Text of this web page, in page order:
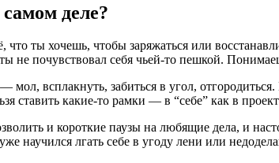
деле?
ты хочешь, чтобы заряжаться или
не почувствовал себя чьей-то пешкой.
всплакнуть, забиться в угол,
ставить какие-то рамки — в “себе” как в
и короткие паузы на любящие дела, и
научился лгать себе в угоду лени или